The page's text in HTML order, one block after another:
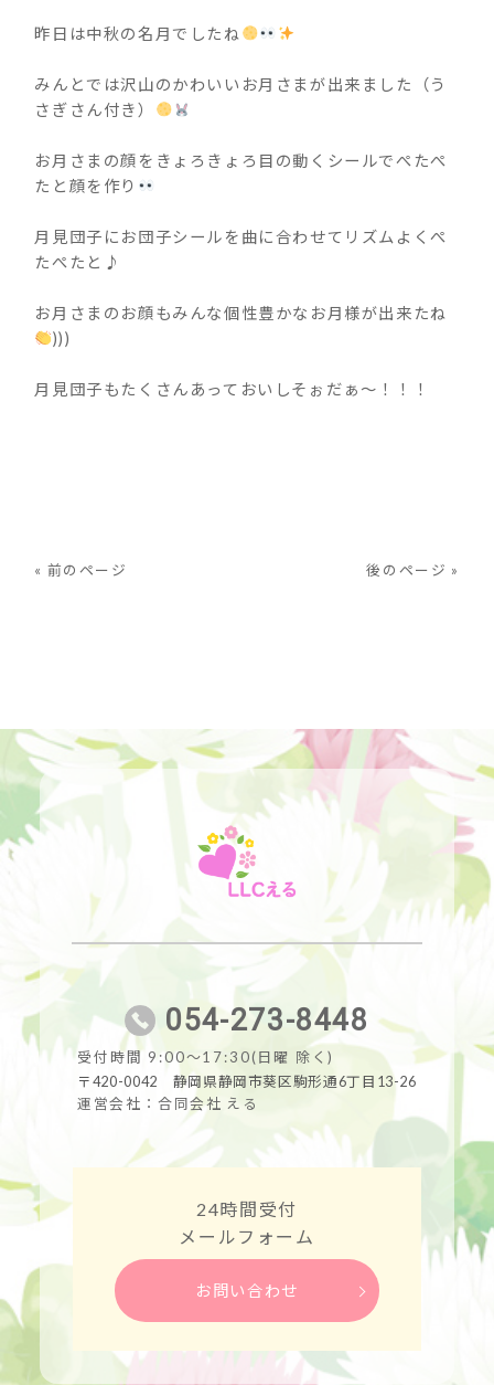
昨日は中秋の名月でしたね
みんとでは沢山のかわいいお月さまが出来ました（う
さぎさん付き）
お月さまの顔をきょろきょろ目の動くシールでぺたぺ
たと顔を作り
月見団子にお団子シールを曲に合わせてリズムよくぺ
たぺたと♪
お月さまのお顔もみんな個性豊かなお月様が出来たね
)))
月見団子もたくさんあっておいしそぉだぁ～！！！
« 前のページ 後のページ »
054-273-8448
受付時間 9:00～17:30(日曜 除く)
〒420-0042 静岡県静岡市葵区駒形通6丁目13-26
運営会社：合同会社 える
24時間受付
メールフォーム
お問い合わせ